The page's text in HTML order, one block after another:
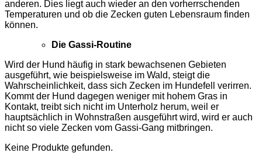
anderen. Dies liegt auch wieder an den vorherrschenden
Temperaturen und ob die Zecken guten Lebensraum finden
können.
Die Gassi-Routine
Wird der Hund häufig in stark bewachsenen Gebieten
ausgeführt, wie beispielsweise im Wald, steigt die
Wahrscheinlichkeit, dass sich Zecken im Hundefell verirren.
Kommt der Hund dagegen weniger mit hohem Gras in
Kontakt, treibt sich nicht im Unterholz herum, weil er
hauptsächlich in Wohnstraßen ausgeführt wird, wird er auch
nicht so viele Zecken vom Gassi-Gang mitbringen.
Keine Produkte gefunden.